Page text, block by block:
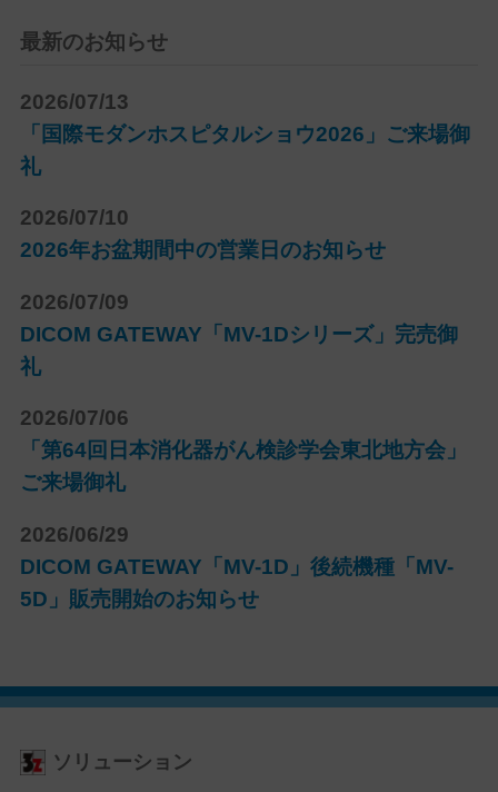
最新のお知らせ
2026/07/13
「国際モダンホスピタルショウ2026」ご来場御
礼
2026/07/10
2026年お盆期間中の営業日のお知らせ
2026/07/09
DICOM GATEWAY「MV-1Dシリーズ」完売御
礼
2026/07/06
「第64回日本消化器がん検診学会東北地方会」
ご来場御礼
2026/06/29
DICOM GATEWAY「MV-1D」後続機種「MV-
5D」販売開始のお知らせ
ソリューション